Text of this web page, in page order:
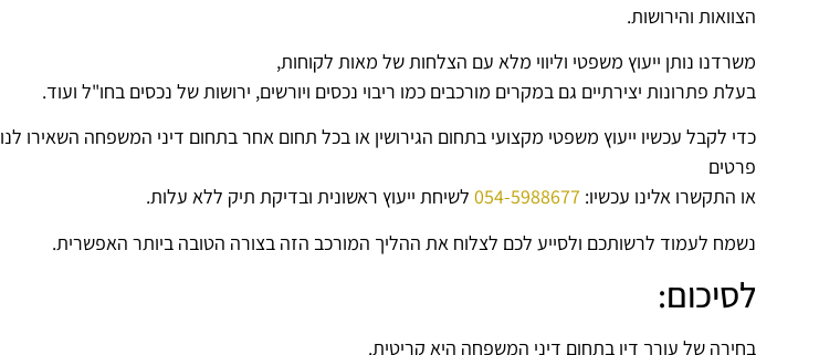
הצוואות והירושות.
משרדנו נותן ייעוץ משפטי וליווי מלא עם הצלחות של מאות לקוחות,
בעלת פתרונות יצירתיים גם במקרים מורכבים כמו ריבוי נכסים ויורשים, ירושות של נכסים בחו"ל ועוד.
כדי לקבל עכשיו ייעוץ משפטי מקצועי בתחום הגירושין או בכל תחום אחר בתחום דיני המשפחה השאירו לנו
פרטים
או התקשרו אלינו עכשיו: 054-5988677 לשיחת ייעוץ ראשונית ובדיקת תיק ללא עלות.
נשמח לעמוד לרשותכם ולסייע לכם לצלוח את ההליך המורכב הזה בצורה הטובה ביותר האפשרית.
לסיכום:
בחירה של עורך דין בתחום דיני המשפחה היא קריטית.